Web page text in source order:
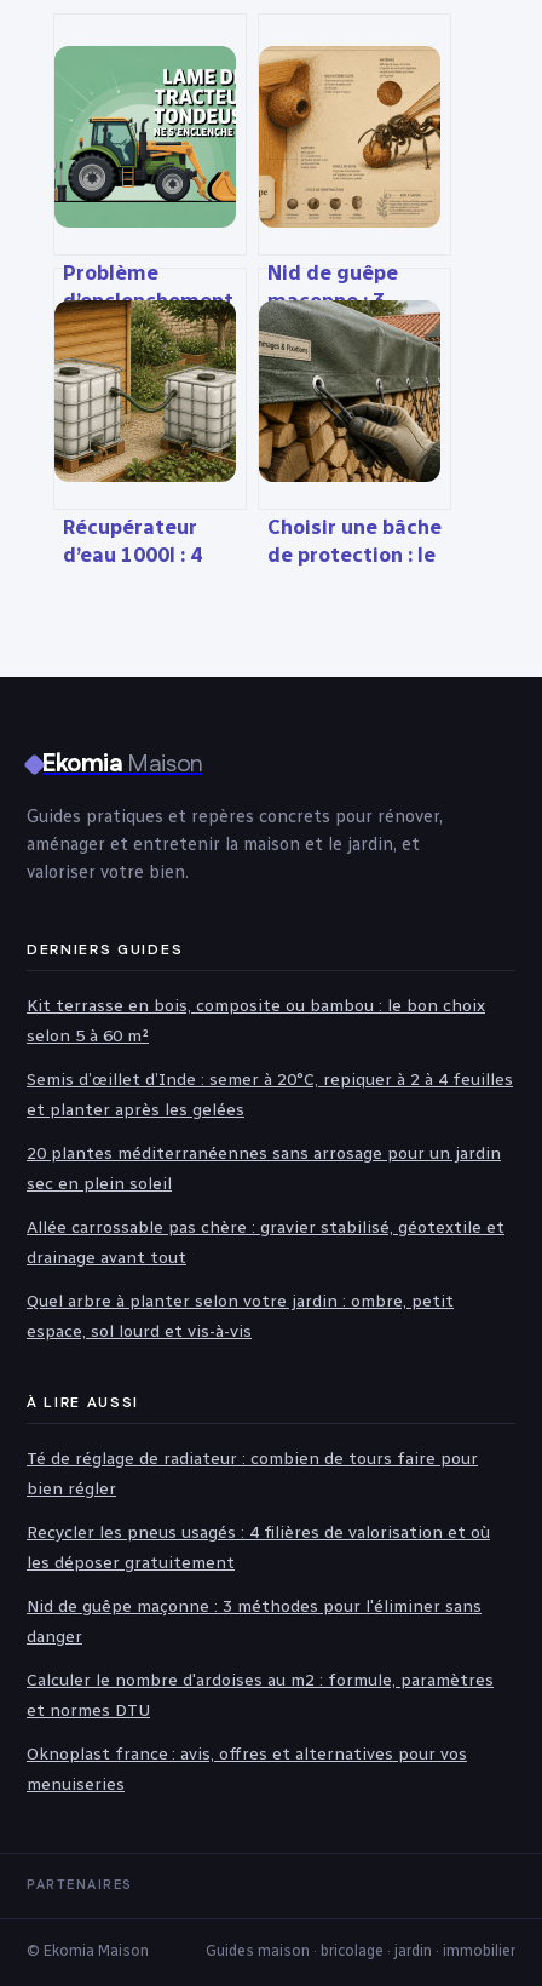
Problème
d’enclenchement
lame tracteur
tondeuse : causes
et solutions
Nid de guêpe
maçonne : 3
méthodes pour
l’éliminer sans
danger
Récupérateur
d’eau 1000l : 4
Choisir une bâche
de protection : le
EkomiaMaison
Guides pratiques et repères concrets pour rénover,
aménager et entretenir la maison et le jardin, et
valoriser votre bien.
DERNIERS GUIDES
Kit terrasse en bois, composite ou bambou : le bon choix
selon 5 à 60 m²
Semis d’œillet d’Inde : semer à 20°C, repiquer à 2 à 4 feuilles
et planter après les gelées
20 plantes méditerranéennes sans arrosage pour un jardin
sec en plein soleil
Allée carrossable pas chère : gravier stabilisé, géotextile et
drainage avant tout
Quel arbre à planter selon votre jardin : ombre, petit
espace, sol lourd et vis-à-vis
À LIRE AUSSI
Té de réglage de radiateur : combien de tours faire pour
bien régler
Recycler les pneus usagés : 4 filières de valorisation et où
les déposer gratuitement
Nid de guêpe maçonne : 3 méthodes pour l'éliminer sans
danger
Calculer le nombre d'ardoises au m2 : formule, paramètres
et normes DTU
Oknoplast france : avis, offres et alternatives pour vos
menuiseries
PARTENAIRES
© Ekomia Maison Guides maison · bricolage · jardin · immobilier